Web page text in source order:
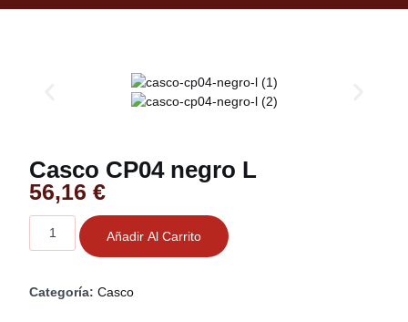
Casco CP04 negro L
56,16€
Añadir Al Carrito
Categoría:Casco